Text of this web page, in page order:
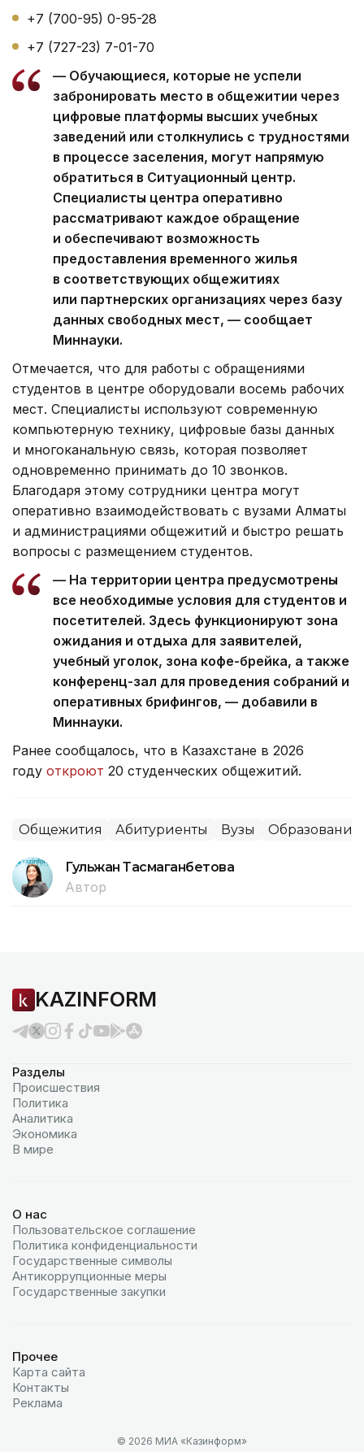
+7 (700-95) 0-95-28
+7 (727-23) 7-01-70
— Обучающиеся, которые не успели
забронировать место в общежитии через
цифровые платформы высших учебных
заведений или столкнулись с трудностями
в процессе заселения, могут напрямую
обратиться в Ситуационный центр.
Специалисты центра оперативно
рассматривают каждое обращение
и обеспечивают возможность
предоставления временного жилья
в соответствующих общежитиях
или партнерских организациях через базу
данных свободных мест, — сообщает
Миннауки.
Отмечается, что для работы с обращениями
студентов в центре оборудовали восемь рабочих
мест. Специалисты используют современную
компьютерную технику, цифровые базы данных
и многоканальную связь, которая позволяет
одновременно принимать до 10 звонков.
Благодаря этому сотрудники центра могут
оперативно взаимодействовать с вузами Алматы
и администрациями общежитий и быстро решать
вопросы с размещением студентов.
— На территории центра предусмотрены
все необходимые условия для студентов и
посетителей. Здесь функционируют зона
ожидания и отдыха для заявителей,
учебный уголок, зона кофе-брейка, а также
конференц-зал для проведения собраний и
оперативных брифингов, — добавили в
Миннауки.
Ранее сообщалось, что в Казахстане в 2026
году откроют 20 студенческих общежитий.
Общежития Абитуриенты Вузы Образование
Гульжан Тасмаганбетова
Автор
KAZINFORM
Разделы
Происшествия
Политика
Аналитика
Экономика
В мире
О нас
Пользовательское соглашение
Политика конфиденциальности
Государственные символы
Антикоррупционные меры
Государственные закупки
Прочее
Карта сайта
Контакты
Реклама
© 2026 МИА «Казинформ»